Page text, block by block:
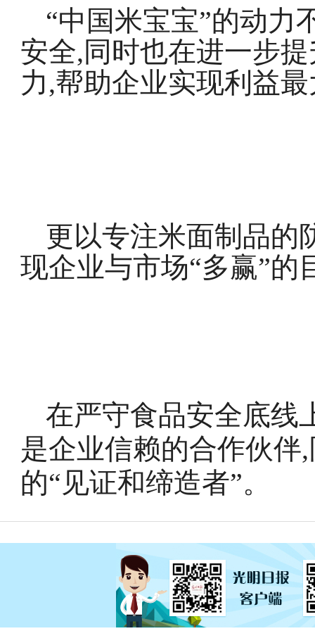
“中国米宝宝”的动力
安全,同时也在进一步
力,帮助企业实现利益
更以专注米面制品的
现企业与市场“多赢”的
在严守食品安全底线
是企业信赖的合作伙伴
的“见证和缔造者”。